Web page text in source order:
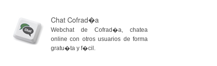
Chat Cofrad�a
Webchat de Cofrad�a, chatea
online con otros usuarios de forma
gratu�ta y f�cil.